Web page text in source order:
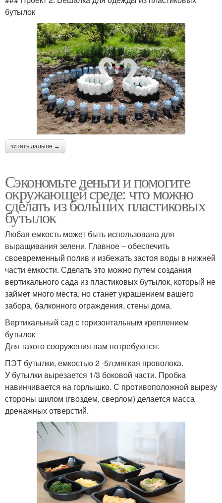
бутылок
читать дальше →
Сэкономьте деньги и помогите
окружающей среде: что можно
сделать из больших пластиковых
бутылок
Любая емкость может быть использована для
выращивания зелени. Главное – обеспечить
своевременный полив и избежать застоя воды в нижней
части емкости. Сделать это можно путем создания
вертикального сада из пластиковых бутылок, который не
займет много места, но станет украшением вашего
забора, балконного ограждения, стены дома.
Вертикальный сад с горизонтальным креплением
бутылок
Для такого сооружения вам потребуются:
ПЭТ бутылки, емкостью 2 -5л;мягкая проволока.
У бутылки вырезается 1/3 боковой части. Пробка
навинчивается на горлышко. С противоположной вырезу
стороны шилом (гвоздем, сверлом) делается масса
дренажных отверстий.